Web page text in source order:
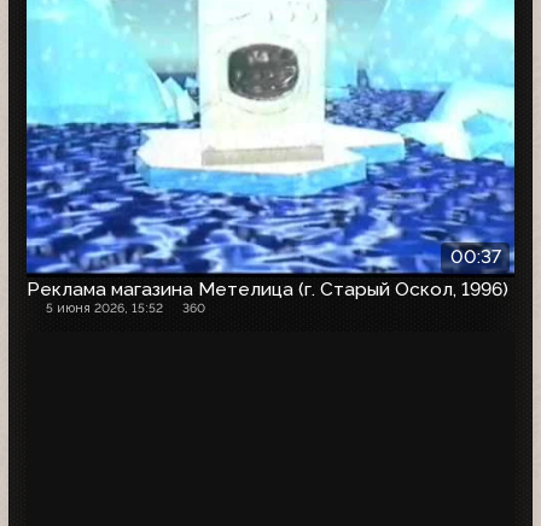
00:37
Реклама магазина Метелица (г. Старый Оскол, 1996)
5 июня 2026, 15:52 360